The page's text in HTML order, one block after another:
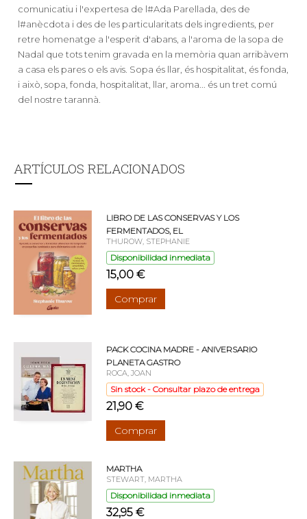
comunicatiu i l'expertesa de l#Ada Parellada, des de
l#anècdota i des de les particularitats dels ingredients, per
retre homenatge a l'esperit d'abans, a l'aroma de la sopa de
Nadal que tots tenim gravada en la memòria quan arribàvem
a casa els pares o els avis. Sopa és llar, és hospitalitat, és fonda,
i això, sopa, fonda, hospitalitat, llar, aroma... és un tret comú
del nostre tarannà.
ARTÍCULOS RELACIONADOS
LIBRO DE LAS CONSERVAS Y LOS
FERMENTADOS, EL
THUROW, STEPHANIE
Disponibilidad inmediata
15,00 €
Comprar
PACK COCINA MADRE - ANIVERSARIO
PLANETA GASTRO
ROCA, JOAN
Sin stock - Consultar plazo de entrega
21,90 €
Comprar
MARTHA
STEWART, MARTHA
Disponibilidad inmediata
32,95 €